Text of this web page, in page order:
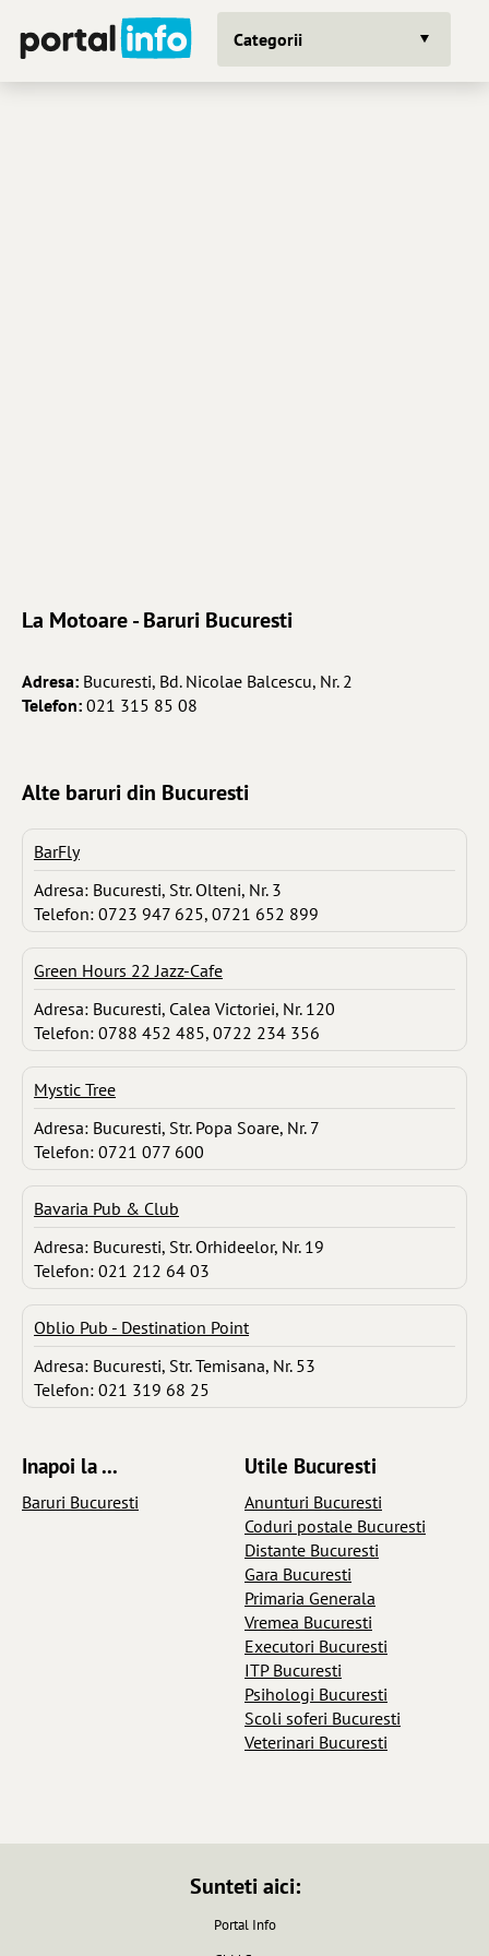
Categorii
La Motoare - Baruri Bucuresti
Adresa: Bucuresti, Bd. Nicolae Balcescu, Nr. 2
Telefon: 021 315 85 08
Alte baruri din Bucuresti
BarFly
Adresa: Bucuresti, Str. Olteni, Nr. 3
Telefon: 0723 947 625, 0721 652 899
Green Hours 22 Jazz-Cafe
Adresa: Bucuresti, Calea Victoriei, Nr. 120
Telefon: 0788 452 485, 0722 234 356
Mystic Tree
Adresa: Bucuresti, Str. Popa Soare, Nr. 7
Telefon: 0721 077 600
Bavaria Pub & Club
Adresa: Bucuresti, Str. Orhideelor, Nr. 19
Telefon: 021 212 64 03
Oblio Pub - Destination Point
Adresa: Bucuresti, Str. Temisana, Nr. 53
Telefon: 021 319 68 25
Inapoi la ...
Baruri Bucuresti
Utile Bucuresti
Anunturi Bucuresti
Coduri postale Bucuresti
Distante Bucuresti
Gara Bucuresti
Primaria Generala
Vremea Bucuresti
Executori Bucuresti
ITP Bucuresti
Psihologi Bucuresti
Scoli soferi Bucuresti
Veterinari Bucuresti
Sunteti aici:
Portal Info